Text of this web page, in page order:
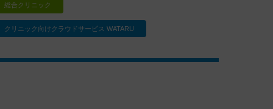
総合クリニック
クリニック向けクラウドサービス WATARU